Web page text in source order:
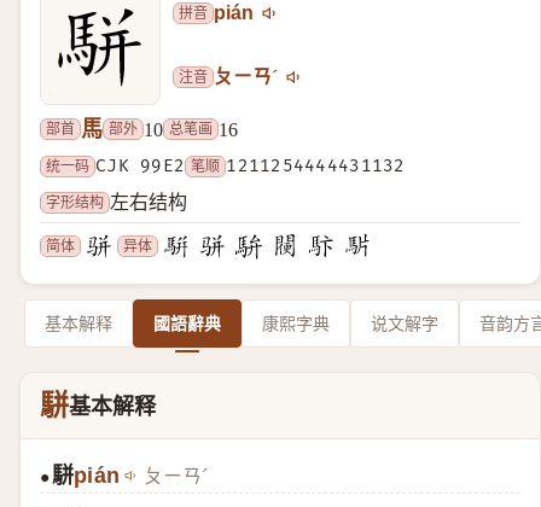
拼音 pián
注音 ㄆㄧㄢˊ
部首 馬 部外 10 总笔画 16
统一码 CJK 99E2 笔顺 1211254444431132
字形结构 左右结构
简体 异体
基本解释 國語辭典 康熙字典 说文解字 音韵方
駢基本解释
●駢pián ㄆㄧㄢˊ